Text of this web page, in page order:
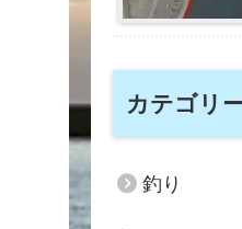
カテゴリ
釣り